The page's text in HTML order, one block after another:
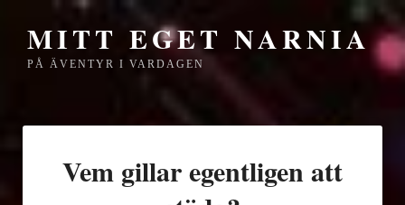
MITT EGET NARNIA
PÅ ÄVENTYR I VARDAGEN
Vem gillar egentligen att